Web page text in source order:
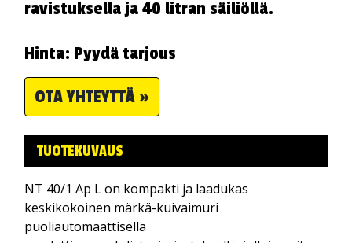
ravistuksella ja 40 litran säiliöllä.
Hinta: Pyydä tarjous
OTA YHTEYTTÄ »
TUOTEKUVAUS
NT 40/1 Ap L on kompakti ja laadukas
keskikokoinen märkä-kuivaimuri
puoliautomaattisella